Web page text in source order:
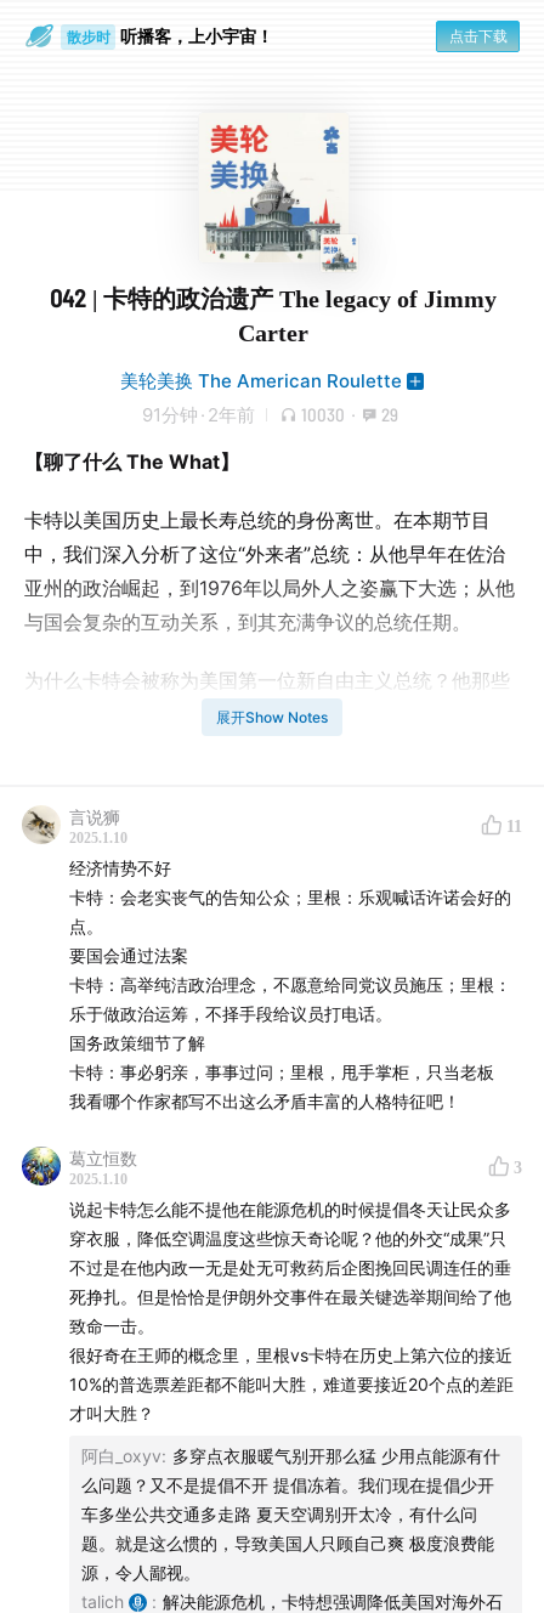
散步时 听播客，上小宇宙！ 点击下载
042 | 卡特的政治遗产 The legacy of Jimmy
Carter
美轮美换 The American Roulette
91分钟 · 2年前 10030 · 29
【聊了什么 The What】
卡特以美国历史上最长寿总统的身份离世。在本期节目
中，我们深入分析了这位“外来者”总统：从他早年在佐治
亚州的政治崛起，到1976年以局外人之姿赢下大选；从他
与国会复杂的互动关系，到其充满争议的总统任期。
为什么卡特会被称为美国第一位新自由主义总统？他那些
在当时备受质疑的外交决策，为何在今天被认为富有远
中，这位来自南方的政治家又扮演了怎样的角色？让我们
通过这期节目重新认识这位被过度符号化和简单化的美国
总统。
本期节目由美轮美换和看理想联合制作，欢迎在看理想订
阅《美国大选与世界转向》节目：www.vistopia.com.cn
【支持我们】
如果喜欢这期节目并希望支持我们将节目继续做下去：
欢迎在看理想订阅收听《美国大选与世界转向》节目：
www.vistopia.com.cn
展开Show Notes
言说狮
2025.1.10
11
经济情势不好
卡特：会老实丧气的告知公众；里根：乐观喊话许诺会好的
点。
要国会通过法案
卡特：高举纯洁政治理念，不愿意给同党议员施压；里根：
乐于做政治运筹，不择手段给议员打电话。
国务政策细节了解
卡特：事必躬亲，事事过问；里根，甩手掌柜，只当老板
我看哪个作家都写不出这么矛盾丰富的人格特征吧！
葛立恒数
2025.1.10
3
说起卡特怎么能不提他在能源危机的时候提倡冬天让民众多
穿衣服，降低空调温度这些惊天奇论呢？他的外交“成果”只
不过是在他内政一无是处无可救药后企图挽回民调连任的垂
死挣扎。但是恰恰是伊朗外交事件在最关键选举期间给了他
致命一击。
很好奇在王师的概念里，里根vs卡特在历史上第六位的接近
10%的普选票差距都不能叫大胜，难道要接近20个点的差距
才叫大胜？
阿白_oxyv: 多穿点衣服暖气别开那么猛 少用点能源有什
么问题？又不是提倡不开 提倡冻着。我们现在提倡少开
车多坐公共交通多走路 夏天空调别开太冷，有什么问
题。就是这么惯的，导致美国人只顾自己爽 极度浪费能
源，令人鄙视。
talich
: 解决能源危机，卡特想强调降低美国对海外石